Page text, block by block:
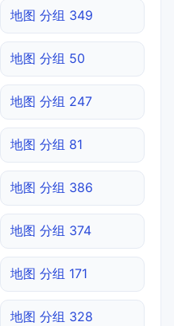
地图 分组 349
地图 分组 50
地图 分组 247
地图 分组 81
地图 分组 386
地图 分组 374
地图 分组 171
地图 分组 328